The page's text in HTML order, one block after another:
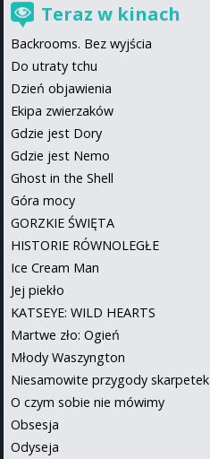
Teraz w kinach
Backrooms. Bez wyjścia
Do utraty tchu
Dzień objawienia
Ekipa zwierzaków
Gdzie jest Dory
Gdzie jest Nemo
Ghost in the Shell
Góra mocy
GORZKIE ŚWIĘTA
HISTORIE RÓWNOLEGŁE
Ice Cream Man
Jej piekło
KATSEYE: WILD HEARTS
Martwe zło: Ogień
Młody Waszyngton
Niesamowite przygody skarpetek
O czym sobie nie mówimy
Obsesja
Odyseja